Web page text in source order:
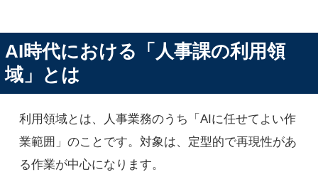
AI時代における「人事課の利用領
域」とは
利用領域とは、人事業務のうち「AIに任せてよい作
業範囲」のことです。対象は、定型的で再現性があ
る作業が中心になります。